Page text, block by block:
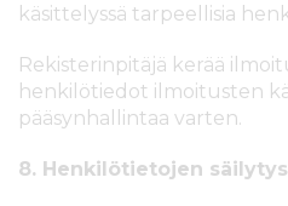
käsittelyssä tarpeellisia
Rekisterinpitäjä kerää
henkilötiedot ilmoitusten
pääsynhallintaa varten.
8. Henkilötietojen